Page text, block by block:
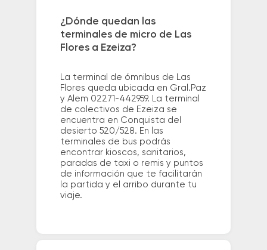
¿Dónde quedan las
terminales de micro de Las
Flores a Ezeiza?
La terminal de ómnibus de Las
Flores queda ubicada en Gral.Paz
y Alem 02271-442959. La terminal
de colectivos de Ezeiza se
encuentra en Conquista del
desierto 520/528. En las
terminales de bus podrás
encontrar kioscos, sanitarios,
paradas de taxi o remis y puntos
de información que te facilitarán
la partida y el arribo durante tu
viaje.